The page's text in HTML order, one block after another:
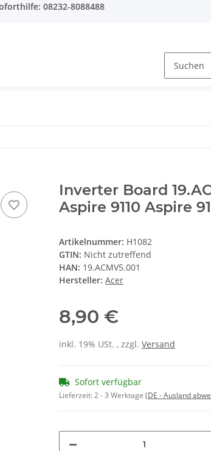
08232-8088488
Inverter Board
Aspire 9110 Aspire
Artikelnummer: H1082
GTIN: Nicht zutreffend
HAN: 19.ACMV5.001
Hersteller: Acer
8,90 €
inkl. 19% USt. , zzgl. Versand
Sofort verfügbar
Lieferzeit:2 - 3 Werktage (DE - Ausland